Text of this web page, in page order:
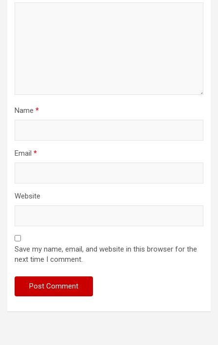
Name *
Email *
Website
Save my name, email, and website in this browser for the
next time I comment.